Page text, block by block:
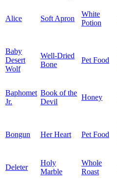
Alice Soft Apron
White
Potion
Baby
Desert
Wolf
Well-Dried
Bone
Pet Food
Baphomet
Jr.
Book of the
Devil
Honey
Bongun Her Heart Pet Food
Deleter
Holy
Marble
Whole
Roast